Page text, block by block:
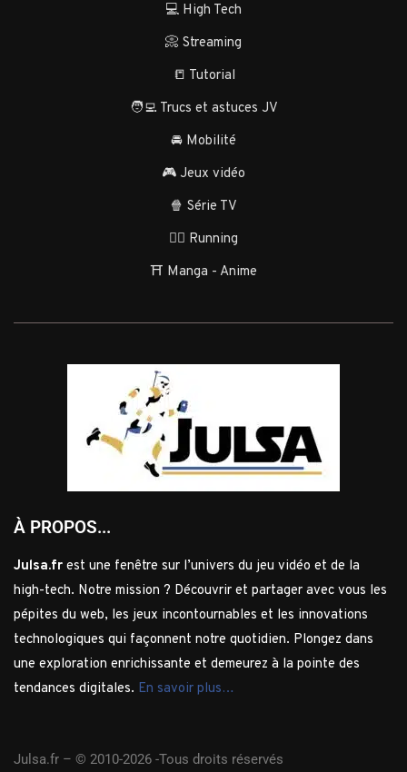
💻 High Tech
📀 Streaming
📒 Tutorial
🧑‍💻 Trucs et astuces JV
🚘 Mobilité
🎮 Jeux vidéo
🍿 Série TV
🏃‍♂️ Running
⛩️ Manga - Anime
À PROPOS...
Julsa.fr est une fenêtre sur l’univers du jeu vidéo et de la
high-tech. Notre mission ? Découvrir et partager avec vous les
pépites du web, les jeux incontournables et les innovations
technologiques qui façonnent notre quotidien. Plongez dans
une exploration enrichissante et demeurez à la pointe des
tendances digitales. En savoir plus…
Julsa.fr – © 2010-2026 -Tous droits réservés